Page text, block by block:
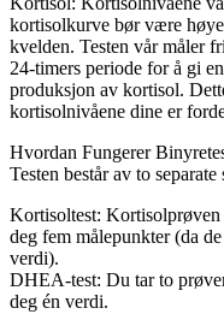
kortisolkurve bør være
kvelden. Testen vår måler
24-timers periode for å gi
produksjon av kortisol.
kortisolnivåene dine er
Hvordan Fungerer
Testen består av to
Kortisoltest: Kortisolprøven
deg fem målepunkter (da
verdi).
DHEA-test: Du tar to
deg én verdi.